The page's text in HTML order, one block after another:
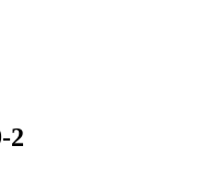
2